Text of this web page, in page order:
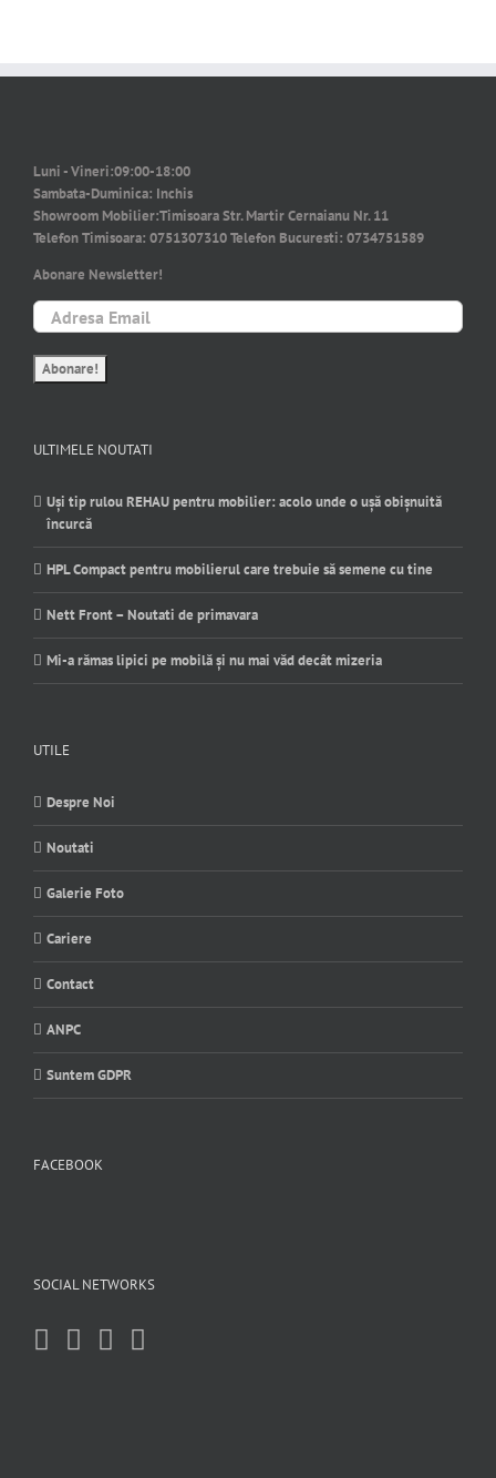
Luni - Vineri:09:00-18:00
Sambata-Duminica: Inchis
Showroom Mobilier:Timisoara Str. Martir Cernaianu Nr. 11
Telefon Timisoara: 0751307310Telefon Bucuresti: 0734751589
Abonare Newsletter!
ULTIMELE NOUTATI
Uși tip rulou REHAU pentru mobilier: acolo unde o ușă obișnuită
încurcă
HPL Compact pentru mobilierul care trebuie să semene cu tine
Nett Front – Noutati de primavara
Mi-a rămas lipici pe mobilă și nu mai văd decât mizeria
UTILE
Despre Noi
Noutati
Galerie Foto
Cariere
Contact
ANPC
Suntem GDPR
FACEBOOK
SOCIAL NETWORKS